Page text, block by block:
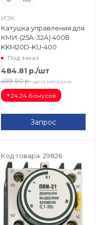
ИЭК
Катушка управления для
КМИ-(25А-32А) 400В
KKM20D-KU-400
Под заказ
484.81р./шт
499.80 р. цена магазина
+24.24 бонусов
Запрос
Код товара: 29826